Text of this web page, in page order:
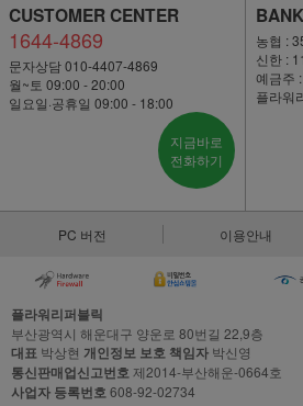
CUSTOMER CENTER
1644-4869
문자상담 010-4407-4869
월~토 09:00 - 20:00
일요일·공휴일 09:00 - 18:00
지금바로
전화하기
농협 :
신한 :
예금주 :
플라워
PC 버전 이용안내
플라워리퍼블릭
부산광역시 해운대구 양운로 80번길 22,9층
대표 박상현 개인정보 보호 책임자 박신영
통신판매업신고번호제2014-부산해운-0664호
사업자 등록번호608-92-02734